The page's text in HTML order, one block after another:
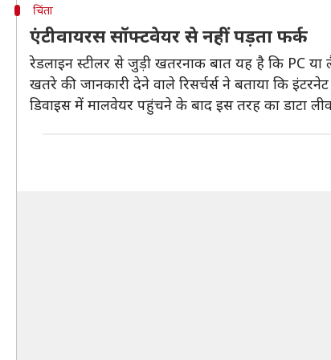
चिंता
एंटीवायरस सॉफ्टवेयर से नहीं पड़ता फर्क
रेडलाइन स्टीलर से जुड़ी खतरनाक बात यह है कि PC या
खतरे की जानकारी देने वाले रिसर्चर्स ने बताया कि
डिवाइस में मालवेयर पहुंचने के बाद इस तरह का डाटा